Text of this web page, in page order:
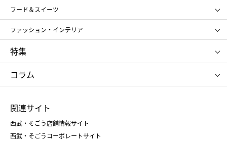
スポーツ・アウトドア
お中元
お歳暮
SHISEIDO
ポール&ジョー ボーテ
ジルスチュアート
NARS
RMK
クリニーク
SK-Ⅱ
フード＆スイーツ
アンリ・シャルパンティエ
ゴディバ
新宿高野
たねや
ねんりん家
ファッション・インテリア
ポロ ラルフ ローレン
タケオ キクチ
ママ＆キッズ
シュタイフ
特集
お中元
ひな人形
五月人形
父の日
クリスマスケーキ
コラム
菓子折り
和菓子
人気のギフト
関連サイト
西武・そごう店舗情報サイト
西武・そごうコーポレートサイト